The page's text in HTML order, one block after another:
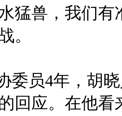
猛兽，我们
。
委员4年，胡
回应。在他